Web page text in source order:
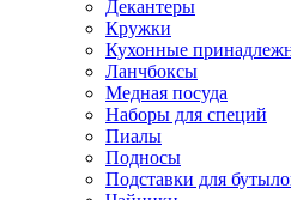
Декантеры
Кружки
Кухонные
Ланчбоксы
Медная посуда
Наборы для специй
Пиалы
Подносы
Подставки для